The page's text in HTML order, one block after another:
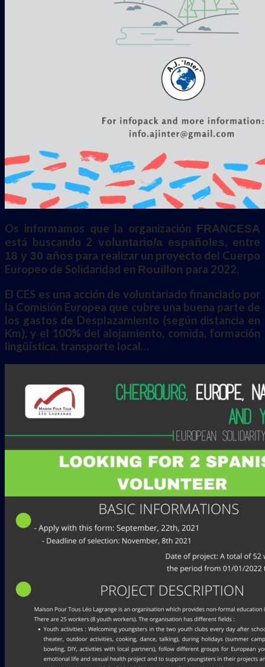
Os informamos que la organización FRANCESA
está buscando 2 voluntario/a españoles, entre
18 y 30 años para realizar un proyecto del Cuerpo
Europeo de Solidaridad en Rouillon para 2022.
El CES es una acción de voluntariado financiado por
la Comisión Europea que cubre una buena parte de
los gastos de Desplazamiento (según distancia en
Km), y el 100% del alojamiento, comida, formación
lingüística, transporte local…